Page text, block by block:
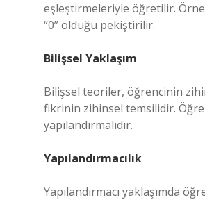
eşleştirmeleriyle öğretilir.
“0” olduğu pekiştirilir.
Bilişsel Yaklaşım
Bilişsel teoriler, öğrencinin
fikrinin zihinsel temsilidir.
yapılandırmalıdır.
Yapılandırmacılık
Yapılandırmacı yaklaşımda